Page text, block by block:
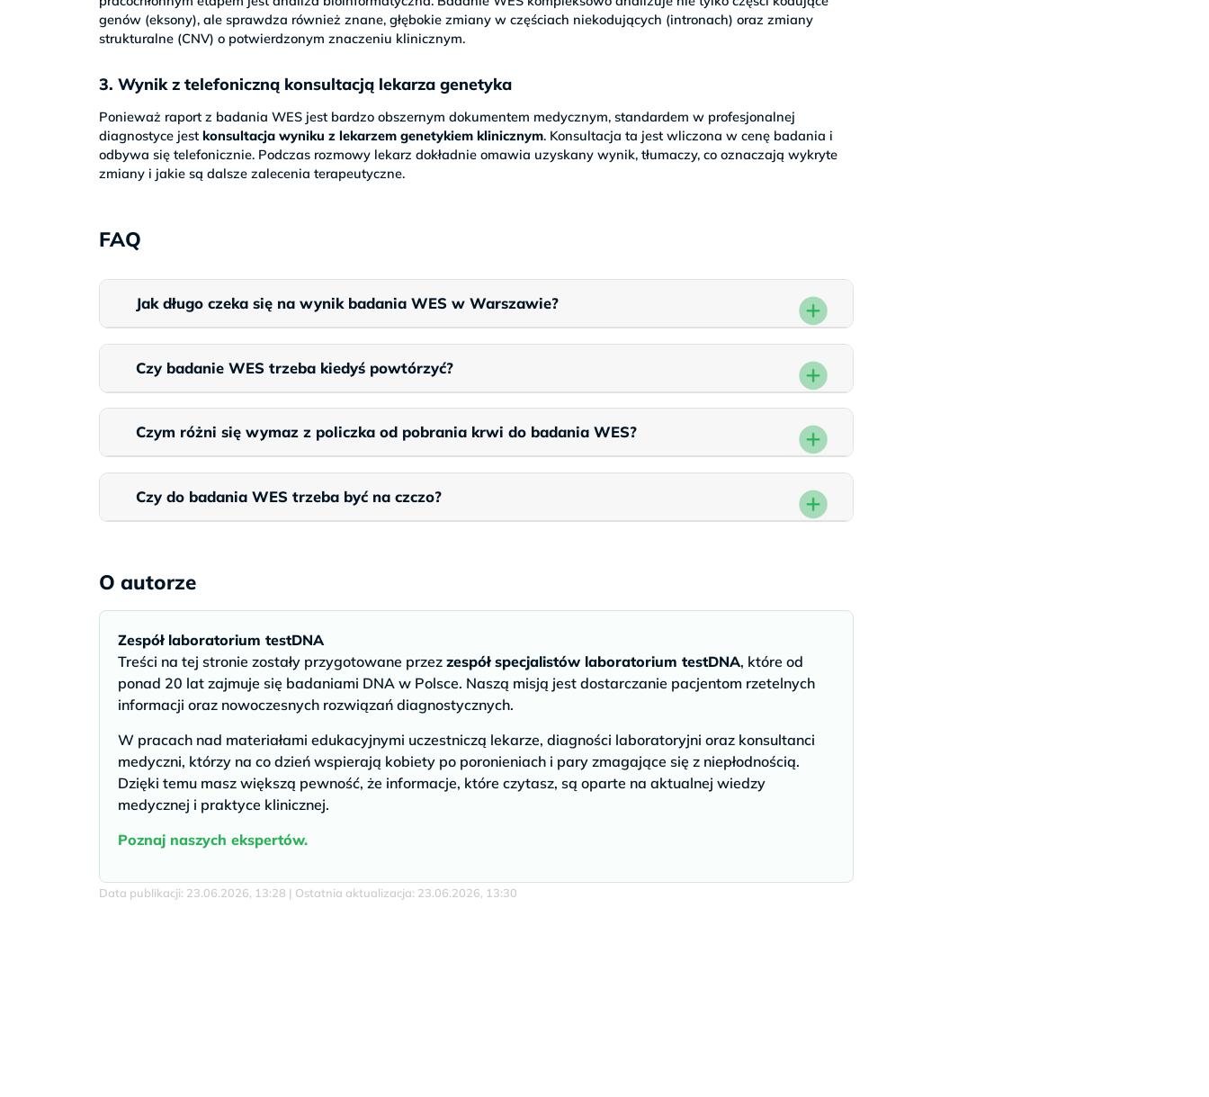
genów (eksony), ale sprawdza również znane, głębokie zmiany w częściach niekodujących (intronach) oraz zmiany
strukturalne (CNV) o potwierdzonym znaczeniu klinicznym.
3. Wynik z telefoniczną konsultacją lekarza genetyka
Ponieważ raport z badania WES jest bardzo obszernym dokumentem medycznym, standardem w profesjonalnej
diagnostyce jestkonsultacja wyniku z lekarzem genetykiem klinicznym. Konsultacja ta jest wliczona w cenę badania i
odbywa się telefonicznie. Podczas rozmowy lekarz dokładnie omawia uzyskany wynik, tłumaczy, co oznaczają wykryte
zmiany i jakie są dalsze zalecenia terapeutyczne.
FAQ
Jak długo czeka się na wynik badania WES w Warszawie?
Czy badanie WES trzeba kiedyś powtórzyć?
Czym różni się wymaz z policzka od pobrania krwi do badania WES?
Czy do badania WES trzeba być na czczo?
O autorze
Zespół laboratorium testDNA
Treści na tej stronie zostały przygotowane przezzespół specjalistów laboratorium testDNA, które od
ponad 20 lat zajmuje się badaniami DNA w Polsce. Naszą misją jest dostarczanie pacjentom rzetelnych
informacji oraz nowoczesnych rozwiązań diagnostycznych.
W pracach nad materiałami edukacyjnymi uczestniczą lekarze, diagności laboratoryjni oraz konsultanci
medyczni, którzy na co dzień wspierają kobiety po poronieniach i pary zmagające się z niepłodnością.
Dzięki temu masz większą pewność, że informacje, które czytasz, są oparte na aktualnej wiedzy
medycznej i praktyce klinicznej.
Poznaj naszych ekspertów.
Data publikacji: 23.06.2026, 13:28 | Ostatnia aktualizacja: 23.06.2026, 13:30